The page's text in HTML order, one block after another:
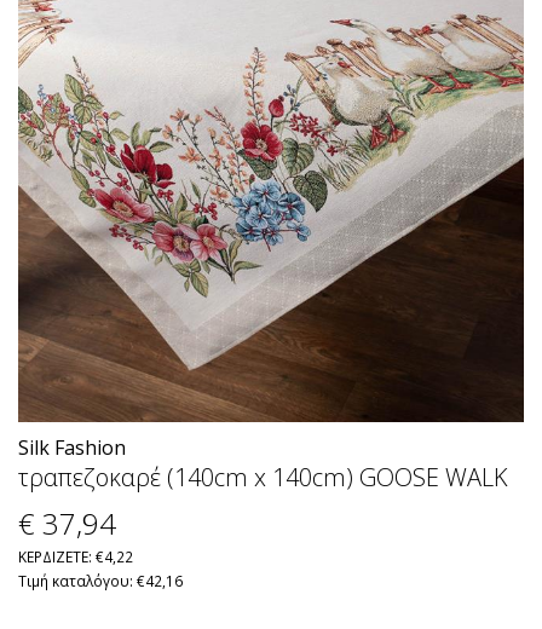
Silk Fashion
τραπεζοκαρέ (140cm x 140cm) GOOSE WALK
€ 37,94
ΚΕΡΔΙΖΕΤΕ: €4,22
Τιμή καταλόγου: €42,16